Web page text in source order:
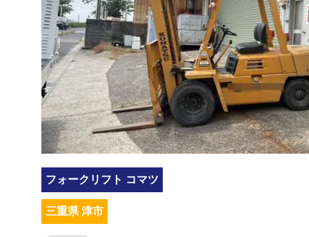
フォークリフト コマツ
三重県 津市